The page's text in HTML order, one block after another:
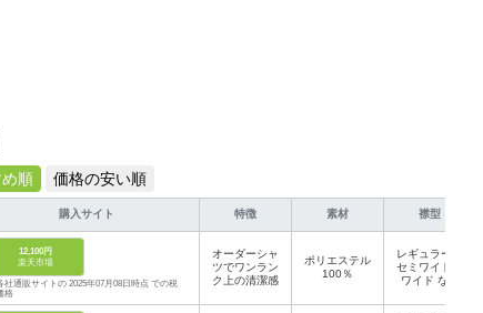
順 価格の安い順
購入サイト 特徴 素材 襟型
12,100円
楽天市場
社通販サイトの 2025年07月08日時点 での税
格
オーダーシャ
ツでワンラン
ク上の清潔感
ポリエステル
100％
レギュラー、
セミワイド、
ワイド など